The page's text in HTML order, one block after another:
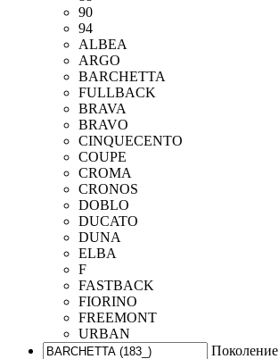
90
94
ALBEA
ARGO
BARCHETTA
FULLBACK
BRAVA
BRAVO
CINQUECENTO
COUPE
CROMA
CRONOS
DOBLO
DUCATO
DUNA
ELBA
F
FASTBACK
FIORINO
FREEMONT
URBAN
Поколение